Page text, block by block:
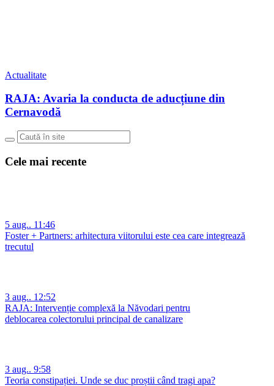
Actualitate
RAJA: Avaria la conducta de aducțiune din
Cernavodă
Cele mai recente
5 aug.. 11:46
Foster + Partners: arhitectura viitorului este cea care integrează
trecutul
3 aug.. 12:52
RAJA: Intervenție complexă la Năvodari pentru
deblocarea colectorului principal de canalizare
3 aug.. 9:58
Teoria constipației. Unde se duc proștii când tragi apa?